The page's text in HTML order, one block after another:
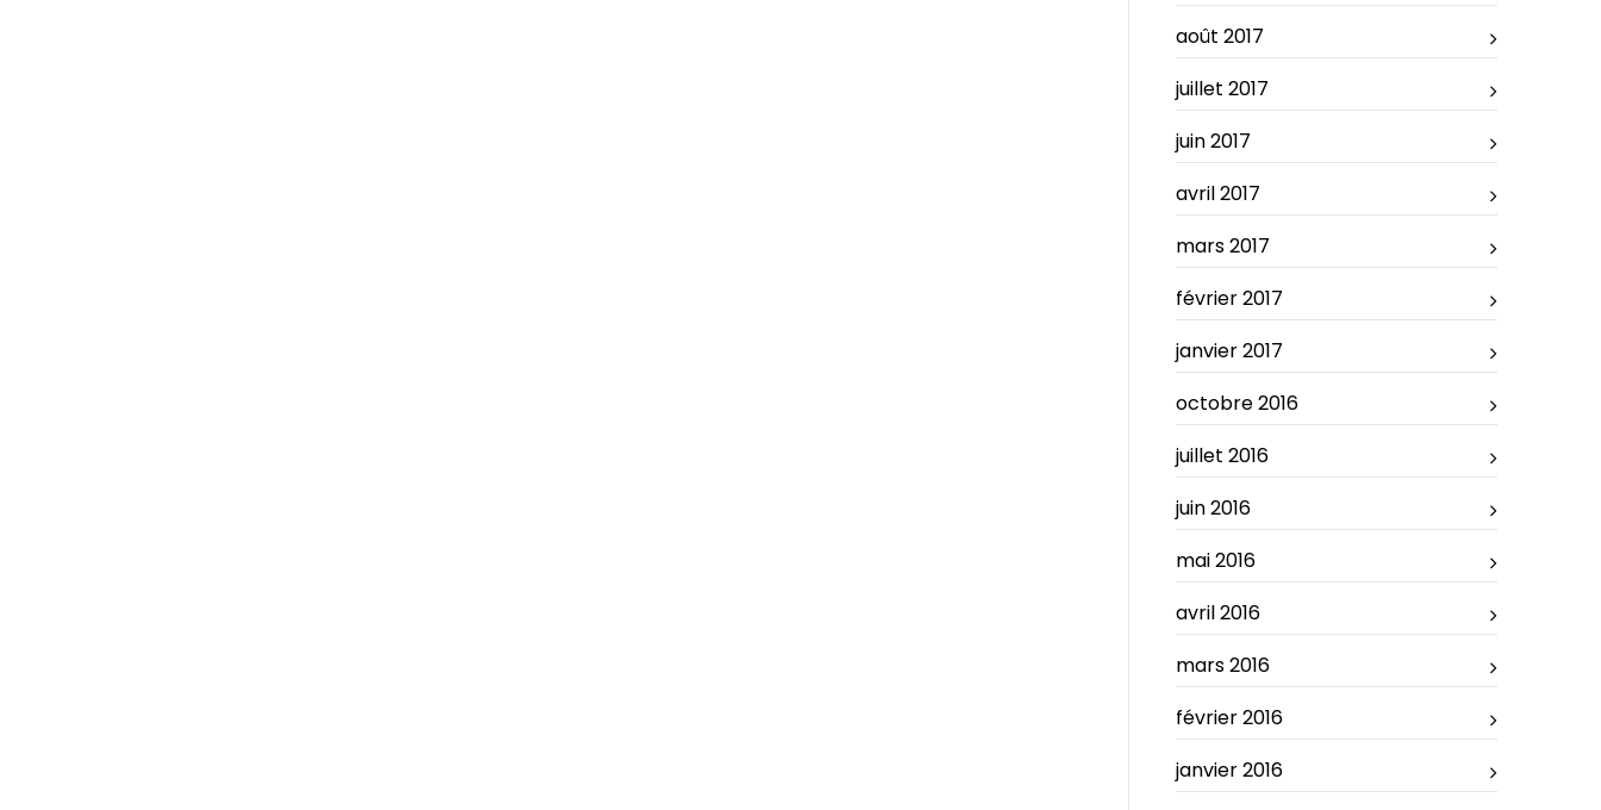
août 2017
juillet 2017
juin 2017
avril 2017
mars 2017
février 2017
janvier 2017
octobre 2016
juillet 2016
juin 2016
mai 2016
avril 2016
mars 2016
février 2016
janvier 2016